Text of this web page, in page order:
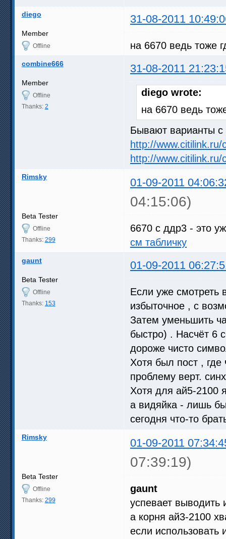
diego 31-08-2011
Member
Offline на 6670 ведь тоже
combine666 31-08-2011
Member
Offline
Thanks: 2
diego wrote:
на 6670 ведь
Бывают варианты с
http://
http://
Rimsky 01-09-2011
04:15:06)
Beta Tester
Offline
Thanks: 299
6670 c ддр3 - это
см табличку
gaunt 01-09-2011
Beta Tester
Offline
Thanks: 153
Если уже смотреть
избыточное , с
Затем уменьшить
быстро) . Насчёт 6
дороже чисто
Хотя был пост ,
проблему верт.
Хотя для ай5-2100
а видяйка - лишь
сегодня что-то
Rimsky 01-09-2011
07:39:19)
Beta Tester
Offline
Thanks: 299
gaunt
успевает выводить
а корня ай3-2100
если использовать